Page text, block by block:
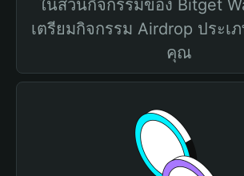
ในส่วนกิจกรรมของ Bitget
เตรียมกิจกรรม Airdrop ประเ
คุณ